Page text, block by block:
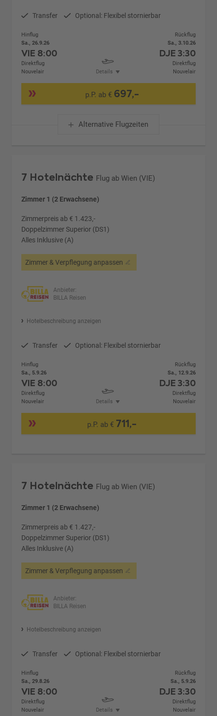
Transfer Optional: Flexibel stornierbar
Hinflug
Sa., 26.9.26
VIE 8:00
Direktflug
Nouvelair
Details
Rückflug
Sa., 3.10.26
DJE 3:30
Direktflug
Nouvelair
p.P. ab € 697,-
Alternative Flugzeiten
7 Hotelnächte Flug ab Wien (VIE)
Zimmer 1 (2 Erwachsene)
Zimmerpreis ab € 1.423,-
Doppelzimmer Superior (DS1)
Alles Inklusive (A)
Zimmer & Verpflegung anpassen
Anbieter:
BILLA Reisen
Hotelbeschreibung anzeigen
Transfer Optional: Flexibel stornierbar
Hinflug
Sa., 5.9.26
VIE 8:00
Direktflug
Nouvelair
Details
Rückflug
Sa., 12.9.26
DJE 3:30
Direktflug
Nouvelair
p.P. ab € 711,-
7 Hotelnächte Flug ab Wien (VIE)
Zimmer 1 (2 Erwachsene)
Zimmerpreis ab € 1.427,-
Doppelzimmer Superior (DS1)
Alles Inklusive (A)
Zimmer & Verpflegung anpassen
Anbieter:
BILLA Reisen
Hotelbeschreibung anzeigen
Transfer Optional: Flexibel stornierbar
Hinflug
Sa., 29.8.26
VIE 8:00
Direktflug
Nouvelair
Details
Rückflug
Sa., 5.9.26
DJE 3:30
Direktflug
Nouvelair